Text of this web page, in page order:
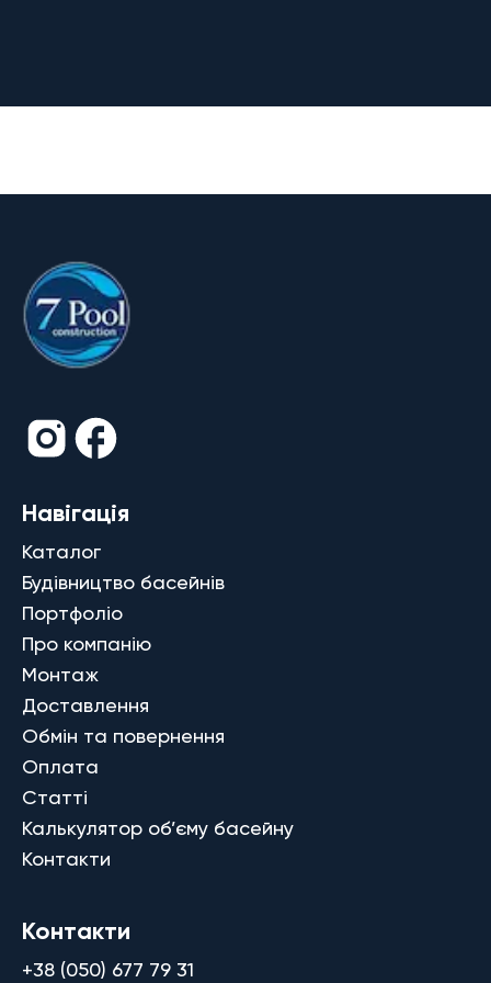
Навігація
Каталог
Будівництво басейнів
Портфоліо
Про компанію
Монтаж
Доставлення
Обмін та повернення
Оплата
Статті
Калькулятор об’єму басейну
Контакти
Контакти
+38 (050) 677 79 31